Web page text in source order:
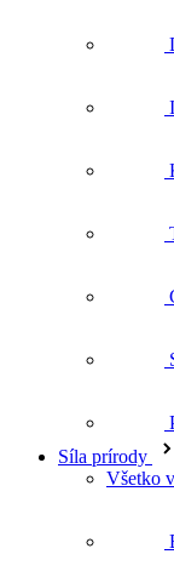
Síla prírody
Všetko